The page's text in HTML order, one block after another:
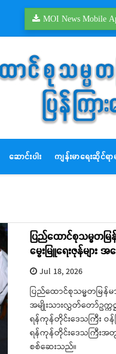
MOI News Mobile
ဆောင်းပါး ကျန်းမာရေးဆိုင်ရာမ
ပြည်ထောင်စုသမ္မတမ
မွေးမြူရေးဇုန်မျာ
Jul 18, 2026
ပြည်ထောင်စုသမ္မတမြန်
အမျိုးသားလွှတ်တော်ဥက္ကဋ္
ရန်ကုန်တိုင်းဒေသကြီး ဝန်
ရန်ကုန်တိုင်းဒေသကြီးအတွ
စစ်ဆေးသည်။